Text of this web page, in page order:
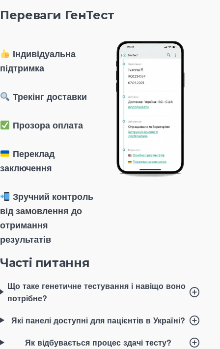
Переваги ГенТест
Індивідуальна
підтримка
Трекінг доставки
Прозора оплата
Переклад
заключення
Зручний контроль
від замовлення до
отримання
результатів
Часті питання
Що таке генетичне тестування і навіщо воно
потрібне?
Які панелі доступні для пацієнтів в Україні?
Як відбувається процес здачі тесту?